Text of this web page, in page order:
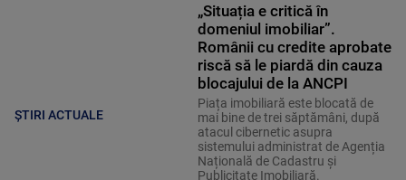
ȘTIRI ACTUALE
„Situația e critică în
domeniul imobiliar”.
Românii cu credite aprobate
riscă să le piardă din cauza
blocajului de la ANCPI
Piața imobiliară este blocată de
mai bine de trei săptămâni, după
atacul cibernetic asupra
sistemului administrat de Agenția
Națională de Cadastru și
Publicitate Imobiliară.